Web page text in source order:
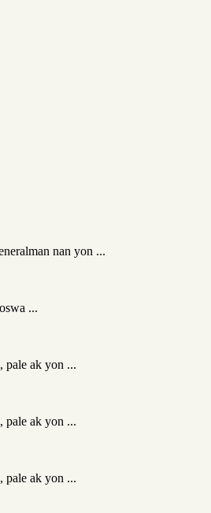
nan yon ...
...
pale ak yon ...
pale ak yon ...
pale ak yon ...